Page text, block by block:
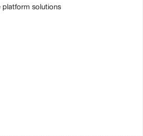
solutions